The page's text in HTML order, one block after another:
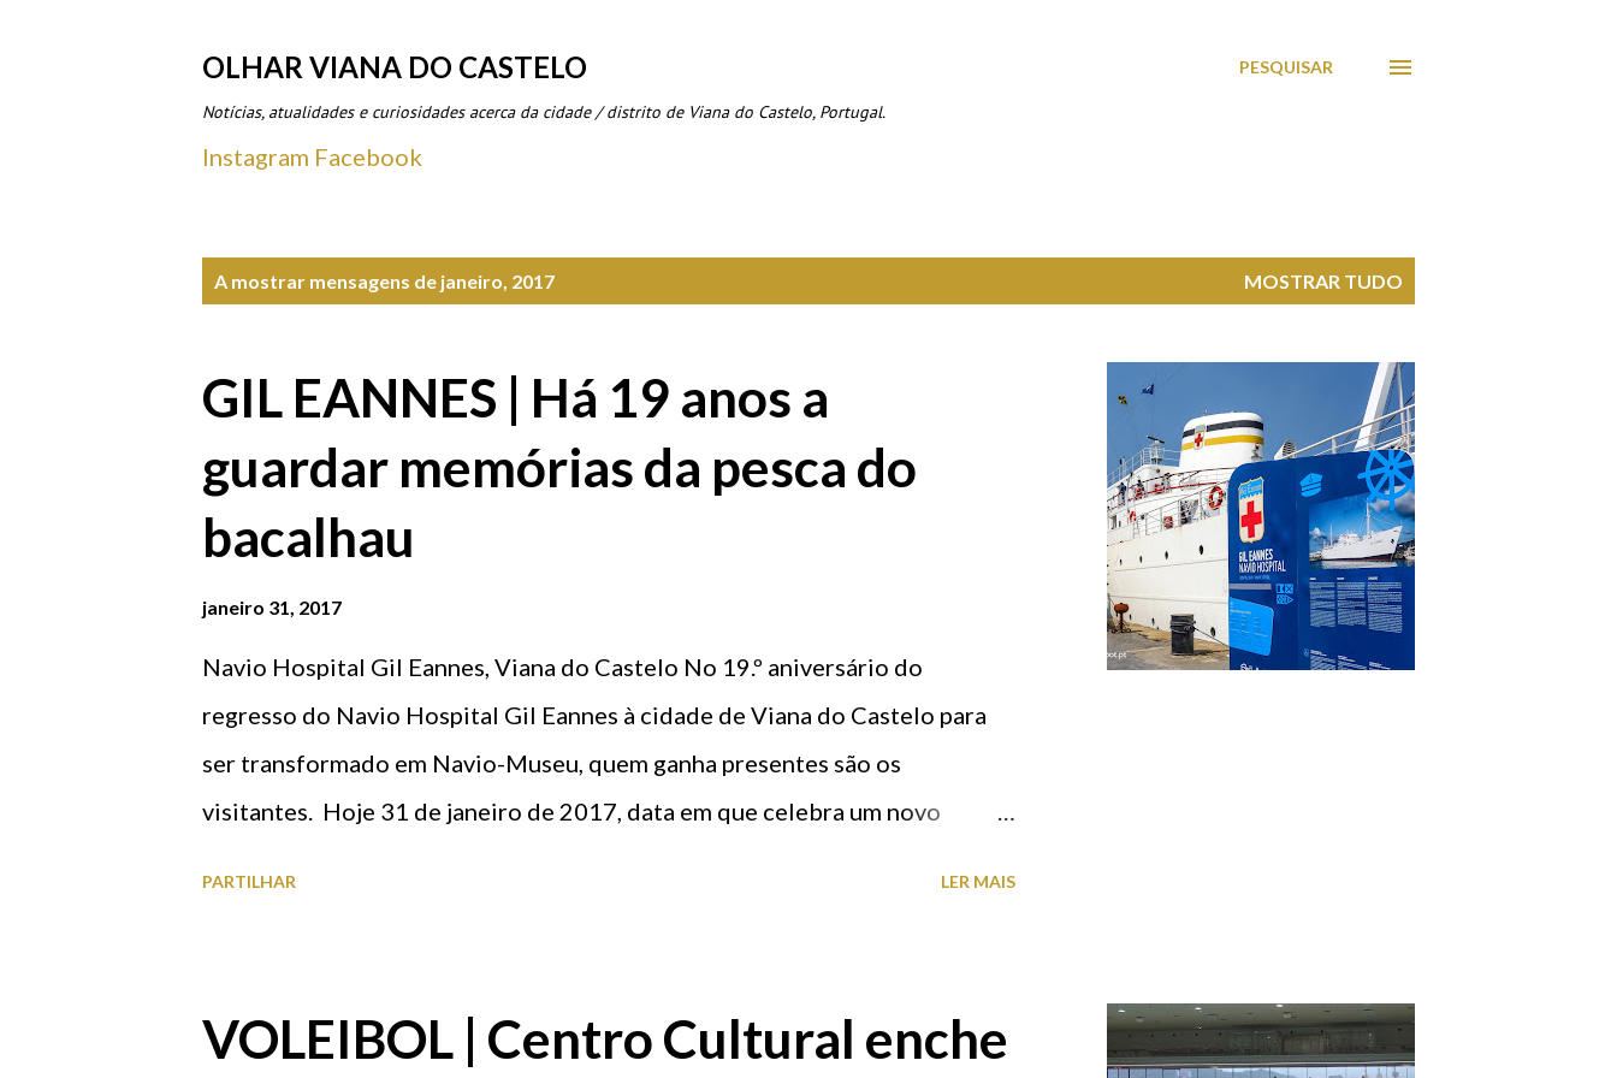
OLHAR VIANA DO CASTELO
Notícias, atualidades e curiosidades acerca da cidade / distrito de Viana do Castelo, Portugal.
PESQUISAR
Instagram Facebook
A mostrar mensagens de janeiro, 2017 MOSTRAR TUDO
GIL EANNES | Há 19 anos a
guardar memórias da pesca do
bacalhau
janeiro 31, 2017
Navio Hospital Gil Eannes, Viana do Castelo No 19.º aniversário do
regresso do Navio Hospital Gil Eannes à cidade de Viana do Castelo para
ser transformado em Navio-Museu, quem ganha presentes são os
visitantes. Hoje 31 de janeiro de 2017, data em que celebra um novo
lançamento do livro “João Alvares Fagundes - Um Homem dos
PARTILHAR LER MAIS
VOLEIBOL | Centro Cultural enche